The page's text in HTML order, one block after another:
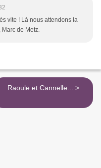
vite ! Là nous attendons la
de Metz.
Raoule et Cannelle... >